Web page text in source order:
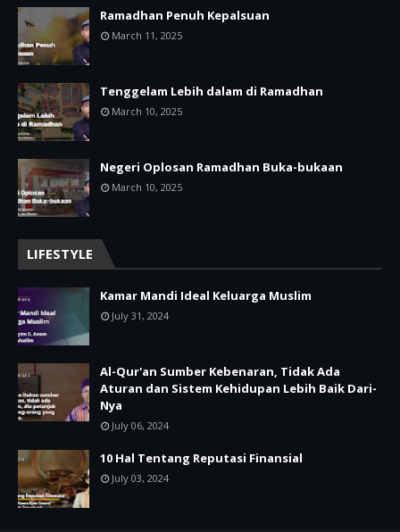
Ramadhan Penuh Kepalsuan
March 11, 2025
Tenggelam Lebih dalam di Ramadhan
March 10, 2025
Negeri Oplosan Ramadhan Buka-bukaan
March 10, 2025
LIFESTYLE
Kamar Mandi Ideal Keluarga Muslim
July 31, 2024
Al-Qur'an Sumber Kebenaran, Tidak Ada
Aturan dan Sistem Kehidupan Lebih Baik Dari-
Nya
July 06, 2024
10 Hal Tentang Reputasi Finansial
July 03, 2024